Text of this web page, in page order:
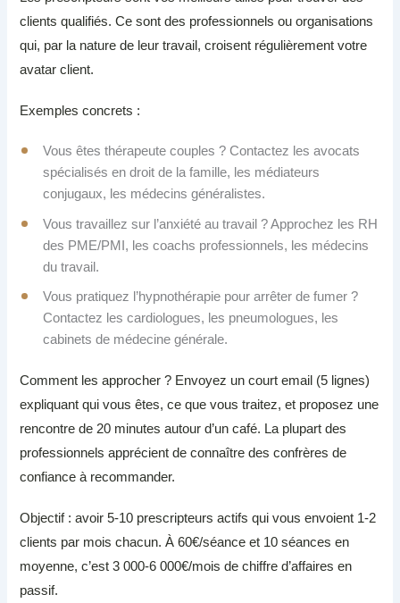
clients qualifiés. Ce sont des professionnels ou organisations
qui, par la nature de leur travail, croisent régulièrement votre
avatar client.
Exemples concrets :
Vous êtes thérapeute couples ? Contactez les avocats
spécialisés en droit de la famille, les médiateurs
conjugaux, les médecins généralistes.
Vous travaillez sur l’anxiété au travail ? Approchez les RH
des PME/PMI, les coachs professionnels, les médecins
du travail.
Vous pratiquez l’hypnothérapie pour arrêter de fumer ?
Contactez les cardiologues, les pneumologues, les
cabinets de médecine générale.
Comment les approcher ? Envoyez un court email (5 lignes)
expliquant qui vous êtes, ce que vous traitez, et proposez une
rencontre de 20 minutes autour d’un café. La plupart des
professionnels apprécient de connaître des confrères de
confiance à recommander.
Objectif : avoir 5-10 prescripteurs actifs qui vous envoient 1-2
clients par mois chacun. À 60€/séance et 10 séances en
moyenne, c’est 3 000-6 000€/mois de chiffre d’affaires en
passif.